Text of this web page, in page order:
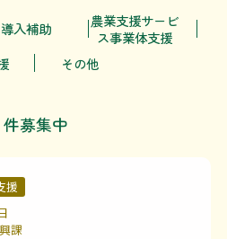
導入補助
農業支援サービ
ス事業体支援
その他
件募集中
援
課